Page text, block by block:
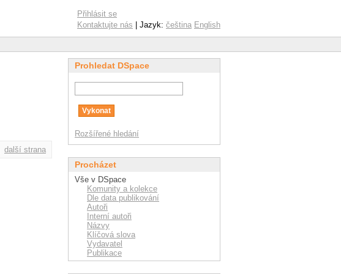
Přihlásit se
Kontaktujte nás | Jazyk: čeština English
další strana
Prohledat DSpace
Rozšířené hledání
Procházet
Vše v DSpace
Komunity a kolekce
Dle data publikování
Autoři
Interní autoři
Názvy
Klíčová slova
Vydavatel
Publikace